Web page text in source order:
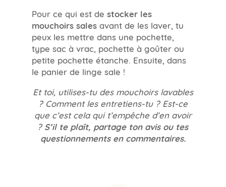
Pour ce qui est de stocker les
mouchoirs salesavant de les laver, tu
peux les mettre dans une pochette,
type sac à vrac, pochette à goûter ou
petite pochette étanche. Ensuite, dans
le panier de linge sale !
Et toi, utilises-tu des mouchoirs lavables
? Comment les entretiens-tu ? Est-ce
que c’est cela qui t’empêche d’en avoir
? S’il te plaît, partage ton avis ou tes
questionnements en commentaires.